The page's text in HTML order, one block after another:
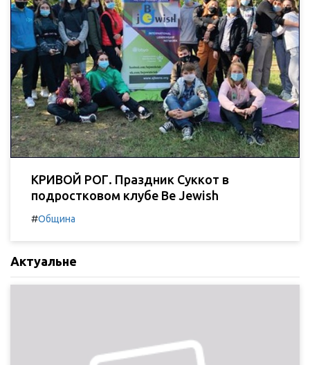
КРИВОЙ РОГ. Праздник Суккот в
подростковом клубе Be Jewish
#Община
Актуальне